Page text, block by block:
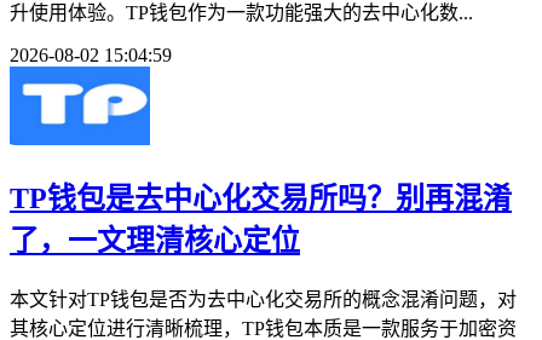
升使用体验。TP钱包作为一款功能强大的去中心化数...
2026-08-02 15:04:59
TP钱包是去中心化交易所吗？别再混淆
了，一文理清核心定位
本文针对TP钱包是否为去中心化交易所的概念混淆问题，对
其核心定位进行清晰梳理，TP钱包本质是一款服务于加密资